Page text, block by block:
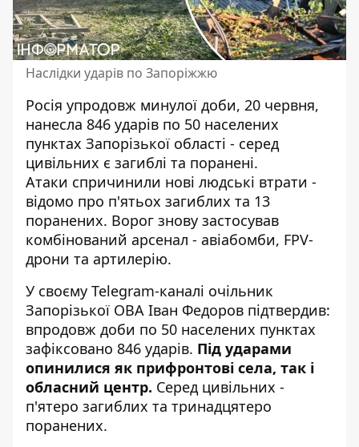
Наслідки ударів по Запоріжжю
Росія упродовж минулої доби, 20 червня,
нанесла 846 ударів по 50 населених
пунктах Запорізької області - серед
цивільних є загиблі та поранені.
Атаки спричинили нові людські втрати -
відомо про п'ятьох загиблих та 13
поранених. Ворог знову застосував
комбінований арсенал - авіабомби, FPV-
дрони та артилерію.
У своєму Telegram-каналі очільник
Запорізької ОВА Іван Федоров підтвердив:
впродовж доби по 50 населених пунктах
зафіксовано 846 ударів. Під ударами
опинилися як прифронтові села, так і
обласний центр. Серед цивільних -
п'ятеро загиблих та тринадцятеро
поранених.